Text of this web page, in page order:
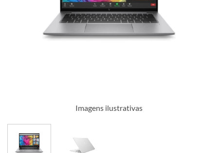
Imagens ilustrativas